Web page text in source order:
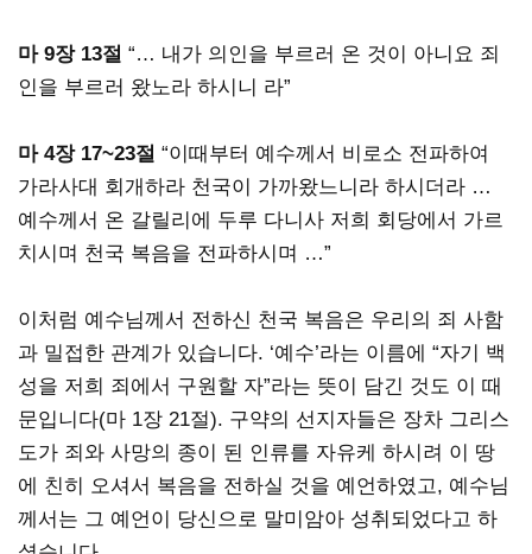
마 9장 13절 “… 내가 의인을 부르러 온 것이 아니요 죄
인을 부르러 왔노라 하시니 라”
마 4장 17~23절 “이때부터 예수께서 비로소 전파하여
가라사대 회개하라 천국이 가까왔느니라 하시더라 …
예수께서 온 갈릴리에 두루 다니사 저희 회당에서 가르
치시며 천국 복음을 전파하시며 …”
이처럼 예수님께서 전하신 천국 복음은 우리의 죄 사함
과 밀접한 관계가 있습니다. ‘예수’라는 이름에 “자기 백
성을 저희 죄에서 구원할 자”라는 뜻이 담긴 것도 이 때
문입니다(마 1장 21절). 구약의 선지자들은 장차 그리스
도가 죄와 사망의 종이 된 인류를 자유케 하시려 이 땅
에 친히 오셔서 복음을 전하실 것을 예언하였고, 예수님
께서는 그 예언이 당신으로 말미암아 성취되었다고 하